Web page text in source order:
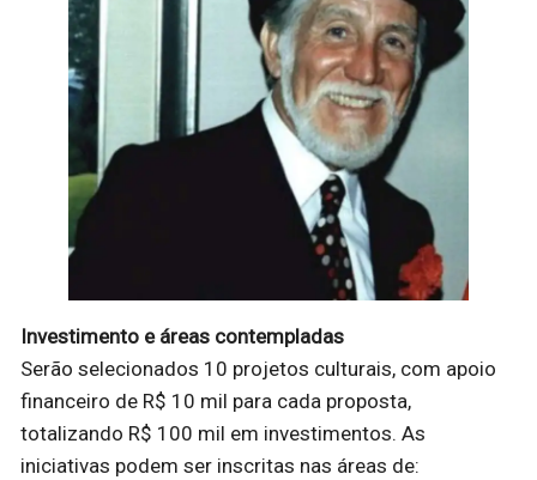
Investimento e áreas contempladas
Serão selecionados 10 projetos culturais, com apoio
financeiro de R$ 10 mil para cada proposta,
totalizando R$ 100 mil em investimentos. As
iniciativas podem ser inscritas nas áreas de: